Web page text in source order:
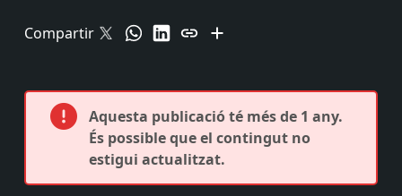
Compartir
Aquesta publicació té més de 1 any.
És possible que el contingut no
estigui actualitzat.